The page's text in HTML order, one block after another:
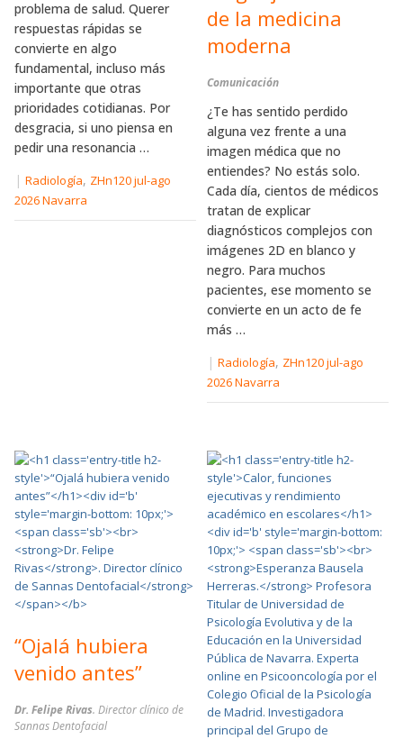
problema de salud. Querer
respuestas rápidas se
convierte en algo
fundamental, incluso más
importante que otras
prioridades cotidianas. Por
desgracia, si uno piensa en
pedir una resonancia …
| Radiología, ZHn120 jul-ago
2026 Navarra
de la medicina
moderna
Comunicación
¿Te has sentido perdido
alguna vez frente a una
imagen médica que no
entiendes? No estás solo.
Cada día, cientos de médicos
tratan de explicar
diagnósticos complejos con
imágenes 2D en blanco y
negro. Para muchos
pacientes, ese momento se
convierte en un acto de fe
más …
|Radiología, ZHn120 jul-ago
2026 Navarra
“Ojalá hubiera
venido antes”
Dr. Felipe Rivas. Director clínico de
Sannas Dentofacial